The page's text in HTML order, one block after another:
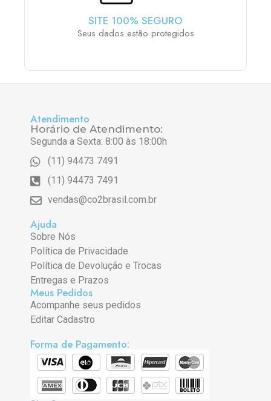
SITE 100% SEGURO
Seus dados estão protegidos
Atendimento
Horário de Atendimento:
Segunda a Sexta: 8:00 às 18:00h
(11) 94473 7491
(11) 94473 7491
vendas@co2brasil.com.br
Ajuda
Sobre Nós
Política de Privacidade
Política de Devolução e Trocas
Entregas e Prazos
Meus Pedidos
Acompanhe seus pedidos
Editar Cadastro
Forma de Pagamento: